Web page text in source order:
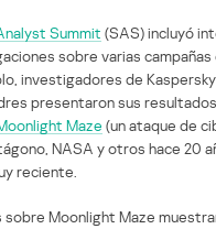
Summit (SAS) incluyó
sobre varias campañas
investigadores de
presentaron sus
Maze (un ataque de
NASA y otros hace 20
reciente.
Moonlight Maze